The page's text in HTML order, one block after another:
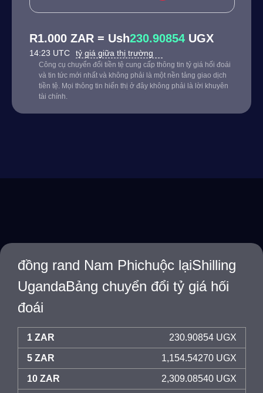
R1.000 ZAR = Ush230.90854 UGX
14:23 UTC tỷ giá giữa thị trường
Công cụ chuyển đổi tiền tệ cung cấp thông tin tỷ giá hối đoái
và tin tức mới nhất và không phải là một nền tảng giao dịch
tiền tệ. Mọi thông tin hiển thị ở đây không phải là lời khuyên
tài chính.
đồng rand Nam Phichuộc lạiShilling
UgandaBảng chuyển đổi tỷ giá hối
đoái
1 ZAR 230.90854 UGX
5 ZAR 1,154.54270 UGX
10 ZAR 2,309.08540 UGX